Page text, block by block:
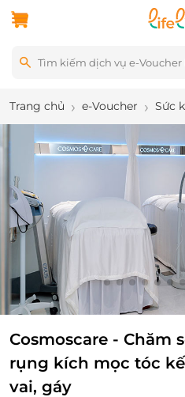
Trang chủ e-Voucher Sức
Cosmoscare - Chăm
rụng kích mọc tóc
vai, gáy